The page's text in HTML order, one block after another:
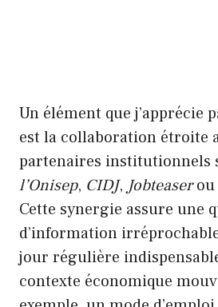
Un élément que j’apprécie
est la collaboration étroite
partenaires institutionnels
l’Onisep, CIDJ, Jobteaserou
Cette synergie assure une
d’information
jour régulière
contexte économique